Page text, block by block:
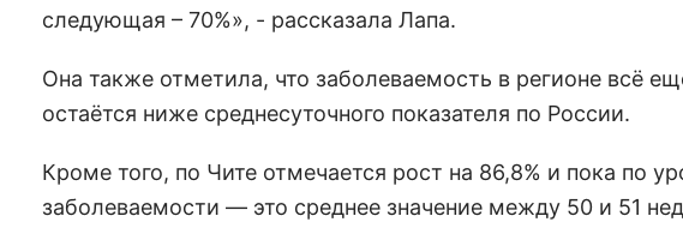
следующая – 70%», - рассказала Лапа.
Она также отметила, что заболеваемость в регионе всё
остаётся ниже среднесуточного показателя по России.
Кроме того, по Чите отмечается рост на 86,8% и пока по
заболеваемости — это среднее значение между 50 и 51